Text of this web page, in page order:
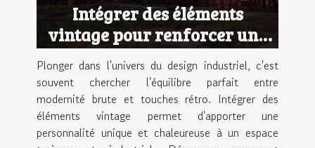
Intégrer des éléments
vintage pour renforcer une
ambiance industrielle
Plonger dans l'univers du design industriel, c'est
souvent chercher l'équilibre parfait entre
modernité brute et touches rétro. Intégrer des
éléments vintage permet d'apporter une
personnalité unique et chaleureuse à un espace